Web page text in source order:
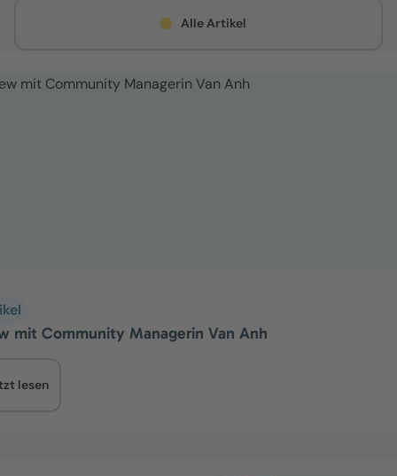
Alle Artikel
mit Community Managerin Van Anh
lesen